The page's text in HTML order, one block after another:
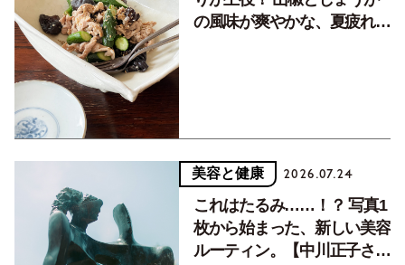
の風味が爽やかな、夏疲れを
美容と健康 2026.07.24
これはたるみ……！？ 写真1
枚から始まった、新しい美容
ルーティン。【中川正子さん